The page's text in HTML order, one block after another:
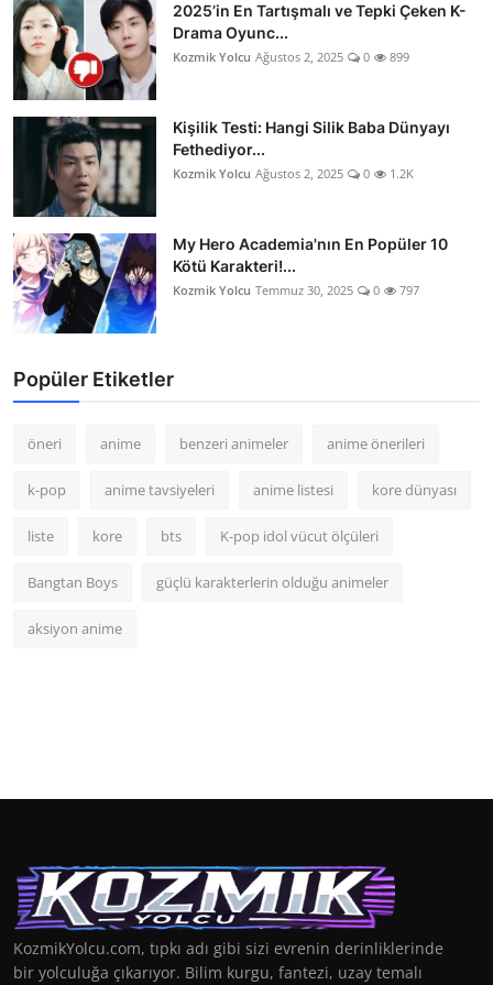
2025’in En Tartışmalı ve Tepki Çeken K-
Drama Oyunc...
Kozmik Yolcu Ağustos 2, 2025 0 899
Kişilik Testi: Hangi Silik Baba Dünyayı
Fethediyor...
Kozmik Yolcu Ağustos 2, 2025 0 1.2K
My Hero Academia'nın En Popüler 10
Kötü Karakteri!...
Kozmik Yolcu Temmuz 30, 2025 0 797
Popüler Etiketler
öneri anime benzeri animeler anime önerileri
k-pop anime tavsiyeleri anime listesi kore dünyası
liste kore bts K-pop idol vücut ölçüleri
Bangtan Boys güçlü karakterlerin olduğu animeler
aksiyon anime
KozmikYolcu.com, tıpkı adı gibi sizi evrenin derinliklerinde
bir yolculuğa çıkarıyor. Bilim kurgu, fantezi, uzay temalı